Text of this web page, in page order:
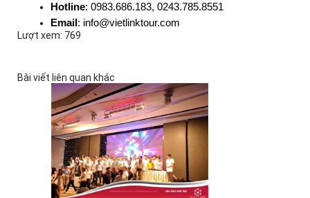
Hotline: 0983.686.183, 0243.785.8551
Email: info@vietlinktour.com
Lượt xem: 769
Bài viết liên quan khác